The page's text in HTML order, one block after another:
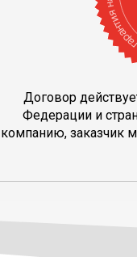
Договор
Федерации и
компанию, заказчик